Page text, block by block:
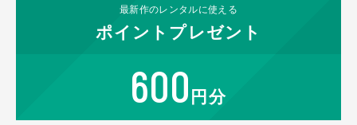
最新作のレンタルに使える
ポイント プレゼント
600円分